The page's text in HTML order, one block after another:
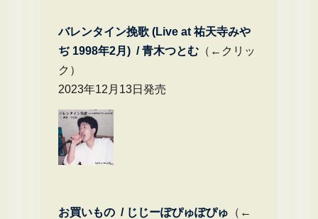
バレンタイン挽歌 (Live at 祐天寺みや
ぢ 1998年2月) / 青木つとむ（←クリッ
ク）
2023年12月13日発売
お買いもの / じじーぽぴゅぽぴゅ （←